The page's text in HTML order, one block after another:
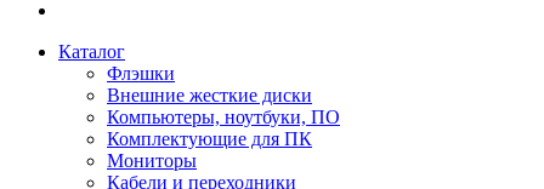
Каталог
Флэшки
Внешние жесткие диски
Компьютеры, ноутбуки, ПО
Комплектующие для ПК
Мониторы
Кабели и переходники